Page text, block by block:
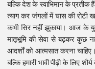
बल्कि देश के स्वाभिमान के प्रतीक
त्याग कर जंगलों में घास की रोटी
कभी सिर नहीं झुकाया। आज के
मातृभूमि की सेवा से बढ़कर कुछ
आदर्शों को आत्मसात करना
बल्कि हमारी भावी पीढ़ी के लिए